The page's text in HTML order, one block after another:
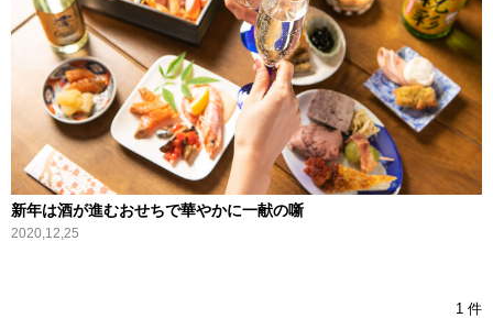
新年は酒が進むおせちで華やかに一献の噺
2020,12,25
1 件